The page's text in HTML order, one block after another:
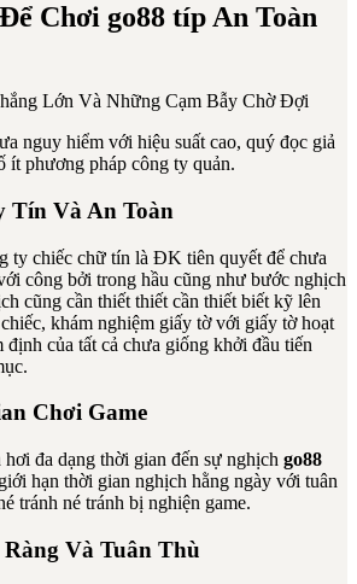
Chơi go88 típ An Toàn
nguy hiểm với hiệu suất cao, quý đọc giả
ít phương pháp công ty quản.
Tín Và An Toàn
ty chiếc chữ tín là ĐK tiên quyết để chưa
công bởi trong hầu cũng như bước nghịch
cũng cần thiết thiết cần thiết biết kỹ lên
khám nghiệm giấy tờ với giấy tờ hoạt
của tất cả chưa giống khởi đầu tiến
Chơi Game
đa dạng thời gian đến sự nghịch go88
hạn thời gian nghịch hằng ngày với tuân
tránh né tránh bị nghiện game.
Và Tuân Thù